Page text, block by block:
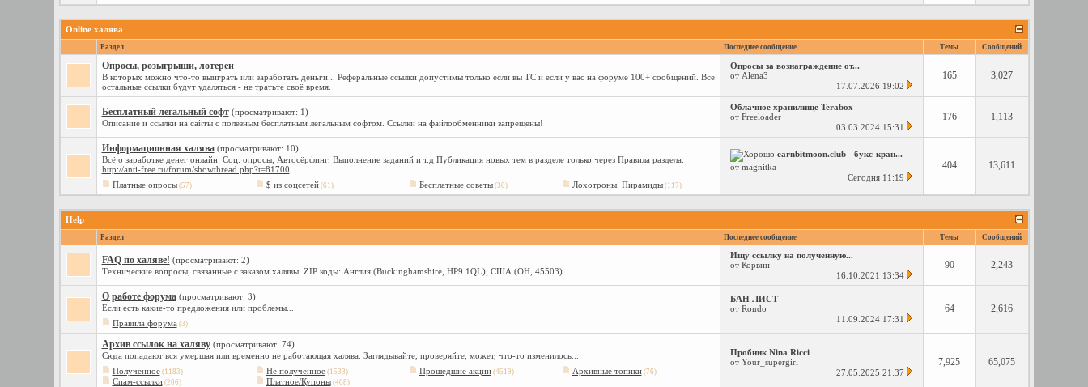
Online халява
Раздел Последнее сообщение Темы Сообщений
Опросы, розыгрыши, лотереи
В которых можно что-то выиграть или заработать деньги... Реферальные ссылки допустимы только если вы ТС и если у вас на форуме 100+ сообщений. Все
остальные ссылки будут удаляться - не тратьте своё время.
Опросы за вознаграждение от...
от Alena3
17.07.2026 19:02
165 3,027
Бесплатный легальный софт (просматривают: 1)
Описание и ссылки на сайты с полезным бесплатным легальным софтом. Ссылки на файлообменники запрещены!
Облачное хранилище Terabox
от Freeloader
03.03.2024 15:31
176 1,113
Информационная халява (просматривают: 10)
Всё о заработке денег онлайн: Соц. опросы, Автосёрфинг, Выполнение заданий и т.д Публикация новых тем в разделе только через Правила раздела:
http://anti-free.ru/forum/showthread.php?t=81700
Платные опросы(57) $ из соцсетей(61) Бесплатные советы(30) Лохотроны. Пирамиды(117)
earnbitmoon.club - букс-кран...
от magnitka
Сегодня 11:19
404 13,611
Help
Раздел Последнее сообщение Темы Сообщений
FAQ по халяве! (просматривают: 2)
Технические вопросы, связанные с заказом халявы. ZIP коды: Англия (Buckinghamshire, HP9 1QL); США (OH, 45503)
Ищу ссылку на полученную...
от Корвин
16.10.2021 13:34
90 2,243
О работе форума (просматривают: 3)
Если есть какие-то предложения или проблемы...
Правила форума(3)
БАН ЛИСТ
от Rondo
11.09.2024 17:31
64 2,616
Архив ссылок на халяву (просматривают: 74)
Сюда попадают вся умершая или временно не работающая халява. Заглядывайте, проверяйте, может, что-то изменилось...
Полученное(1183) Не полученное(1533) Прошедшие акции(4519) Архивные топики(76)
Спам-ссылки(206) Платное/Купоны(408)
Пробник Nina Ricci
от Your_supergirl
27.05.2025 21:37
7,925 65,075